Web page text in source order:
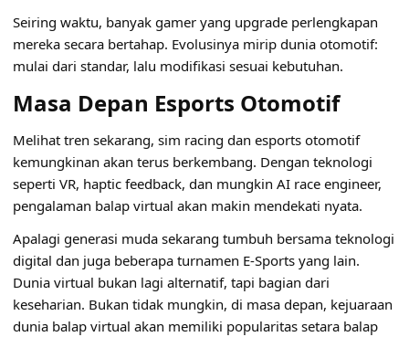
Seiring waktu, banyak gamer yang upgrade perlengkapan
mereka secara bertahap. Evolusinya mirip dunia otomotif:
mulai dari standar, lalu modifikasi sesuai kebutuhan.
Masa Depan Esports Otomotif
Melihat tren sekarang, sim racing dan esports otomotif
kemungkinan akan terus berkembang. Dengan teknologi
seperti VR, haptic feedback, dan mungkin AI race engineer,
pengalaman balap virtual akan makin mendekati nyata.
Apalagi generasi muda sekarang tumbuh bersama teknologi
digital dan juga beberapa turnamen E-Sports yang lain.
Dunia virtual bukan lagi alternatif, tapi bagian dari
keseharian. Bukan tidak mungkin, di masa depan, kejuaraan
dunia balap virtual akan memiliki popularitas setara balap